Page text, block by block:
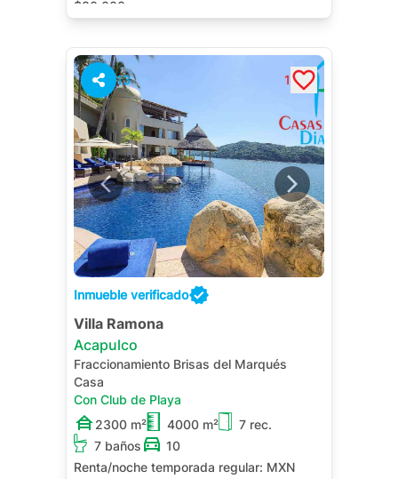
$80,000
13 1
Inmueble verificado
Villa Ramona
Acapulco
Fraccionamiento Brisas del Marqués
Casa
Con Club de Playa
2300 m²
4000 m²
7 rec.
7 baños
10
Renta/noche temporada regular: MXN